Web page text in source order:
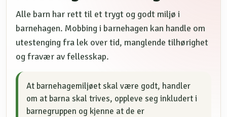
Alle barn har rett til et trygt og godt miljø i
barnehagen. Mobbing i barnehagen kan handle om
utestenging fra lek over tid, manglende tilhørighet
og fravær av fellesskap.
At barnehagemiljøet skal være godt, handler
om at barna skal trives, oppleve seg inkludert i
barnegruppen og kjenne at de er